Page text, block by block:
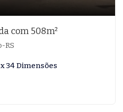
com 508m²
RS
x 34 Dimensões